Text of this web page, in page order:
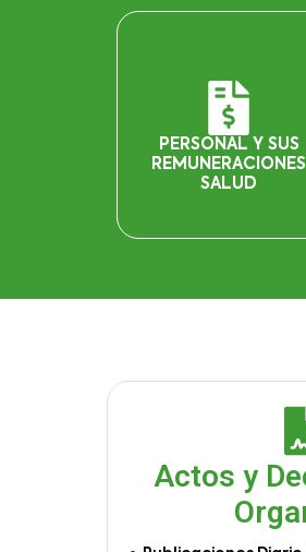
PERSONAL Y SUS
REMUNERACIONES
SALUD
Actos y